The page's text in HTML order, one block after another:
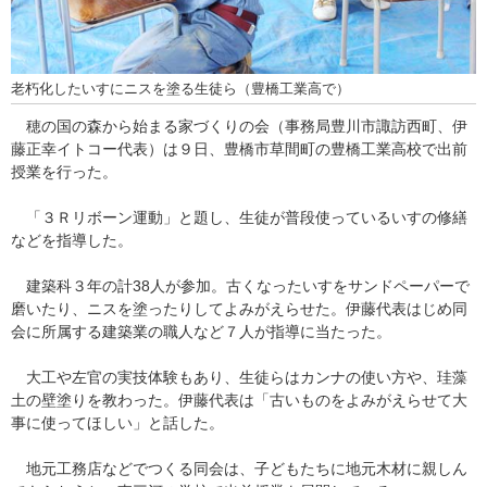
老朽化したいすにニスを塗る生徒ら（豊橋工業高で）
穂の国の森から始まる家づくりの会（事務局豊川市諏訪西町、伊
藤正幸イトコー代表）は９日、豊橋市草間町の豊橋工業高校で出前
授業を行った。
「３Ｒリボーン運動」と題し、生徒が普段使っているいすの修繕
などを指導した。
建築科３年の計38人が参加。古くなったいすをサンドペーパーで
磨いたり、ニスを塗ったりしてよみがえらせた。伊藤代表はじめ同
会に所属する建築業の職人など７人が指導に当たった。
大工や左官の実技体験もあり、生徒らはカンナの使い方や、珪藻
土の壁塗りを教わった。伊藤代表は「古いものをよみがえらせて大
事に使ってほしい」と話した。
地元工務店などでつくる同会は、子どもたちに地元木材に親しん